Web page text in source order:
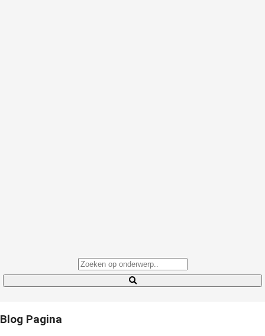
Blog Pagina